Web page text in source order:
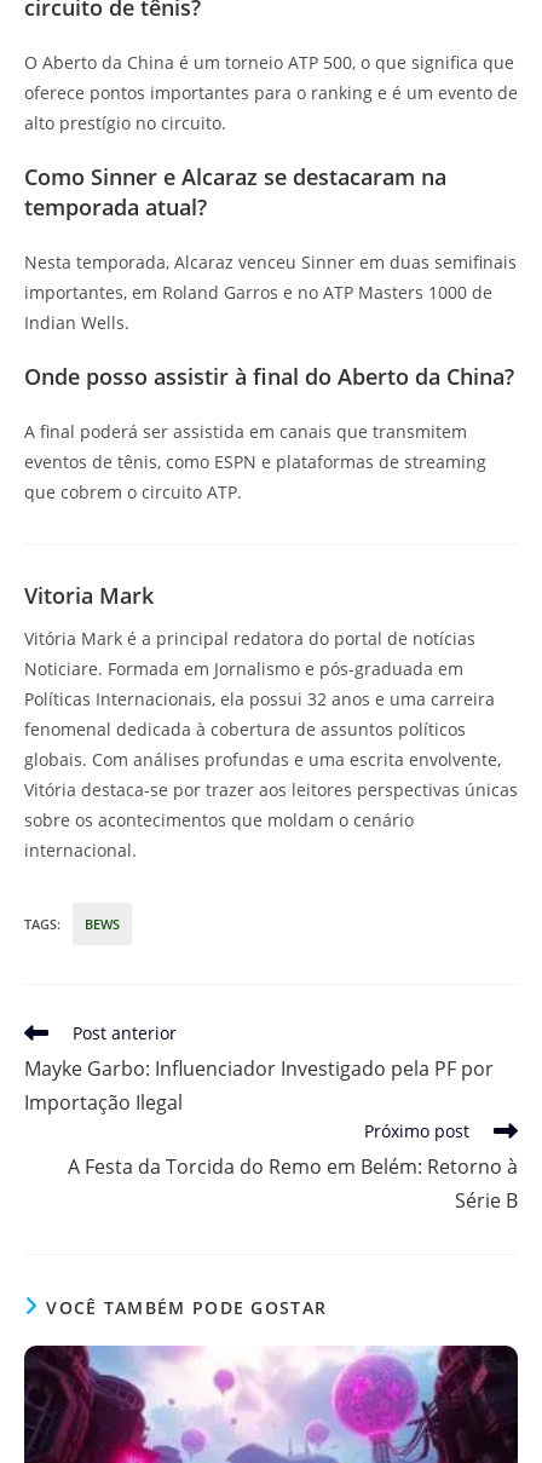
circuito de tênis?
O Aberto da China é um torneio ATP 500, o que significa que
oferece pontos importantes para o ranking e é um evento de
alto prestígio no circuito.
Como Sinner e Alcaraz se destacaram na
temporada atual?
Nesta temporada, Alcaraz venceu Sinner em duas semifinais
importantes, em Roland Garros e no ATP Masters 1000 de
Indian Wells.
Onde posso assistir à final do Aberto da China?
A final poderá ser assistida em canais que transmitem
eventos de tênis, como ESPN e plataformas de streaming
que cobrem o circuito ATP.
Vitoria Mark
Vitória Mark é a principal redatora do portal de notícias
Noticiare. Formada em Jornalismo e pós-graduada em
Políticas Internacionais, ela possui 32 anos e uma carreira
fenomenal dedicada à cobertura de assuntos políticos
globais. Com análises profundas e uma escrita envolvente,
Vitória destaca-se por trazer aos leitores perspectivas únicas
sobre os acontecimentos que moldam o cenário
internacional.
TAGS: BEWS
Leia
artigos
Post anterior
Mayke Garbo: Influenciador Investigado pela PF por
Importação Ilegal
Próximo post
A Festa da Torcida do Remo em Belém: Retorno à
Série B
VOCÊ TAMBÉM PODE GOSTAR